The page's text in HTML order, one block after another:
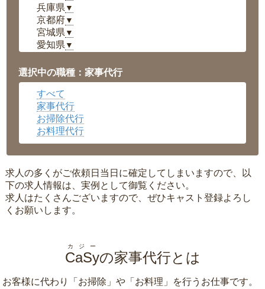
兵庫県 ▼
京都府▼
宮城県 ▼
愛知県 ▼
岡山県▼
広島県▼
沖縄県
選択中の職種：家事代行
すべて
家事代行
お掃除代行
お料理代行
求人の多くがご依頼日当日に確定してしまいますので、以
下の求人情報は、実例として御覧ください。
求人はたくさんございますので、ぜひキャスト登録よろし
くお願いします。
CaSy
カジー
の家事代行とは
お客様に代わり「 お掃除 」や「 お料理 」を行うお仕事です。